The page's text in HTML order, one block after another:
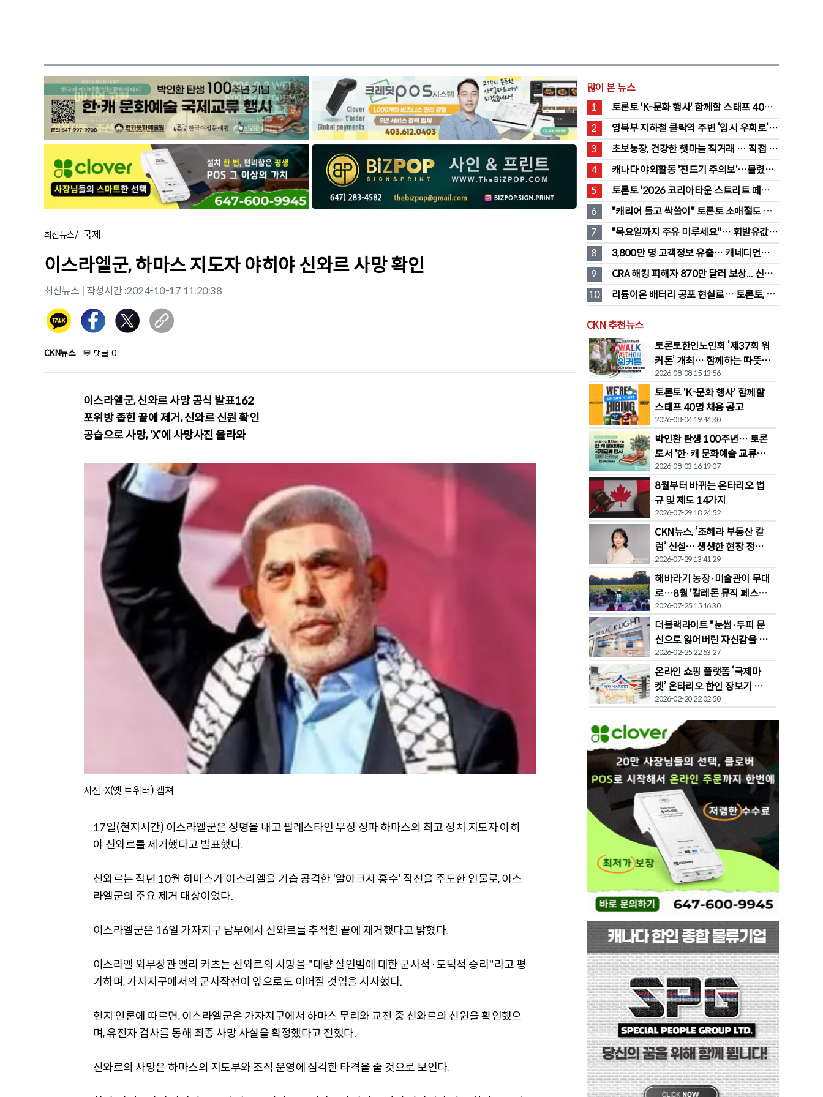
최신뉴스/ 국제
이스라엘군, 하마스 지도자 야히야 신와르 사망 확인
최신뉴스 | 작성시간 :2024-10-17 11:20:38
CKN뉴스 💬 댓글 0
이스라엘군, 신와르 사망 공식 발표162
포위방 좁힌 끝에 제거, 신와르 신원 확인
공습으로 사망, 'X'에 사망사진 올라와
사진-X(옛 트위터) 캡쳐
17일(현지시간) 이스라엘군은 성명을 내고 팔레스타인 무장 정파 하마스의 최고 정치 지도자 야히
야 신와르를 제거했다고 발표했다.
신와르는 작년 10월 하마스가 이스라엘을 기습 공격한 '알아크사 홍수' 작전을 주도한 인물로, 이스
라엘군의 주요 제거 대상이었다.
이스라엘군은 16일 가자지구 남부에서 신와르를 추적한 끝에 제거했다고 밝혔다.
이스라엘 외무장관 엘리 카츠는 신와르의 사망을 "대량 살인범에 대한 군사적·도덕적 승리"라고 평
가하며, 가자지구에서의 군사작전이 앞으로도 이어질 것임을 시사했다.
현지 언론에 따르면, 이스라엘군은 가자지구에서 하마스 무리와 교전 중 신와르의 신원을 확인했으
며, 유전자 검사를 통해 최종 사망 사실을 확정했다고 전했다.
신와르의 사망은 하마스의 지도부와 조직 운영에 심각한 타격을 줄 것으로 보인다.
많이 본 뉴스
1
토론토 'K-문화 행사' 함께할 스태프 40명
채용 공고
2
영북부 지하철 클락역 주변 ‘임시 우회로’
전환… “영 스트리트 바뀐다”
3
초보농장, 건강한 햇마늘 직거래 … 직접 만
든 전통 장류도 판매
4
캐나다 야외활동 '진드기 주의보'…물렸을
때 올바른 대처법은?
5
토론토 '2026 코리아타운 스트리트 페스티
벌' 개최
6
"캐리어 들고 싹쓸이" 토론토 소매절도
546명 검거…훔친 물건 재유통
7
"목요일까지 주유 미루세요"… 휘발유값
대폭 하락 예고
8
3,800만 명 고객정보 유출… 캐네디언타이
어 대규모 집단소송 직면
9
CRA 해킹 피해자 870만 달러 보상... 신청
접수 시작
10
리튬이온 배터리 공포 현실로… 토론토, 잇
따라 화재 발생
CKN 추천뉴스
토론토한인노인회 ‘제37회 워
커톤’ 개최… 함께하는 따뜻한
나눔
2026-08-08 15:13:56
토론토 'K-문화 행사' 함께할
스태프 40명 채용 공고
2026-08-04 19:44:30
박인환 탄생 100주년… 토론
토서 '한·캐 문화예술 교류전'
열린다
2026-08-03 16:19:07
8월부터 바뀌는 온타리오 법
규 및 제도 14가지
2026-07-29 18:24:52
CKN뉴스, ‘조혜라 부동산 칼
럼’ 신설… 생생한 현장 정보
공유
2026-07-29 13:41:29
해바라기 농장·미술관이 무대
로…8월 '칼레돈 뮤직 페스티
벌' 개막
2026-07-25 15:16:30
더블랙라이트 "눈썹·두피 문
신으로 잃어버린 자신감을 되
찾다"
2026-02-25 22:53:27
온라인 쇼핑 플랫폼 ‘국제마
켓’ 온타리오 한인 장보기 문
화 바꾼다
2026-02-20 22:02:50